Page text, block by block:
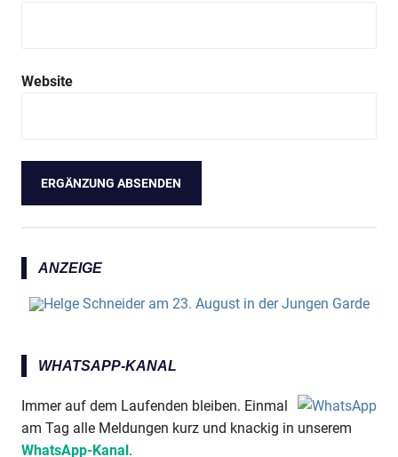
Website
ANZEIGE
WHATSAPP-KANAL
Immer auf dem Laufenden bleiben. Einmal
am Tag alle Meldungen kurz und knackig in unserem
WhatsApp-Kanal.